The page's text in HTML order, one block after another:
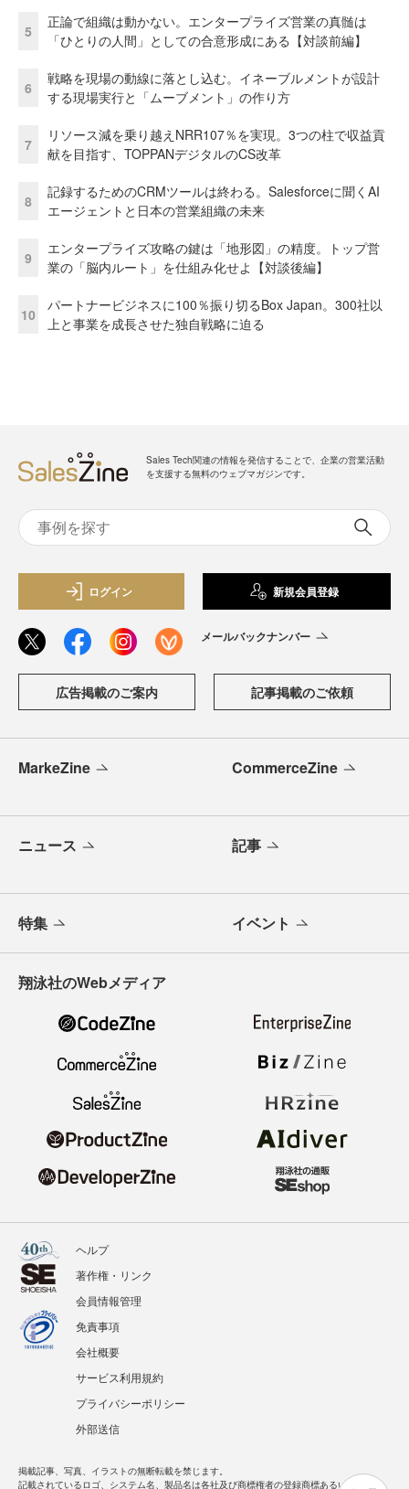
5
正論で組織は動かない。エンタープライズ営業の真髄は
「ひとりの人間」としての合意形成にある【対談前編】
6
戦略を現場の動線に落とし込む。イネーブルメントが設計
する現場実行と「ムーブメント」の作り方
7
リソース減を乗り越えNRR107％を実現。3つの柱で収益貢
献を目指す、TOPPANデジタルのCS改革
8
記録するためのCRMツールは終わる。Salesforceに聞くAI
エージェントと日本の営業組織の未来
9
エンタープライズ攻略の鍵は「地形図」の精度。トップ営
業の「脳内ルート」を仕組み化せよ【対談後編】
10
パートナービジネスに100％振り切るBox Japan。300社以
上と事業を成長させた独自戦略に迫る
Sales Tech関連の情報を発信することで、企業の営業活動
を支援する無料のウェブマガジンです。
ログイン 新規会員登録
メールバックナンバー
広告掲載のご案内 記事掲載のご依頼
MarkeZine CommerceZine
ニュース 記事
特集 イベント
翔泳社のWebメディア
ヘルプ
著作権・リンク
会員情報管理
免責事項
会社概要
サービス利用規約
プライバシーポリシー
外部送信
掲載記事、写真、イラストの無断転載を禁じます。
記載されているロゴ、システム名、製品名は各社及び商標権者の登録商標あるいは商標で